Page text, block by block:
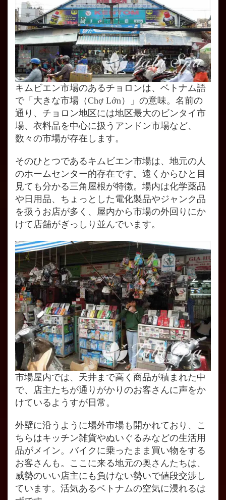
キムビエン市場のあるチョロンは、ベトナム語
で「大きな市場（Chợ Lớn）」の意味。名前の
通り、チョロン地区には地区最大のビンタイ市
場、衣料品を中心に扱うアンドン市場など、
数々の市場が存在します。
そのひとつであるキムビエン市場は、地元の人
のホームセンター的存在です。遠くからひと目
見ても分かる三角屋根が特徴。場内は化学薬品
や日用品、ちょっとした電化製品やジャンク品
を扱うお店が多く、屋内から市場の外回りにか
けて店舗がぎっしり並んでいます。
市場屋内では、天井まで高く商品が積まれた中
で、店主たちが通りがかりのお客さんに声をか
けているようすが日常。
外壁に沿うように場外市場も開かれており、こ
ちらはキッチン雑貨やぬいぐるみなどの生活用
品がメイン。バイクに乗ったまま買い物をする
お客さんも。ここに来る地元の奥さんたちは、
威勢のいい店主にも負けない勢いで値段交渉し
ています。活気あるベトナムの空気に浸れるは